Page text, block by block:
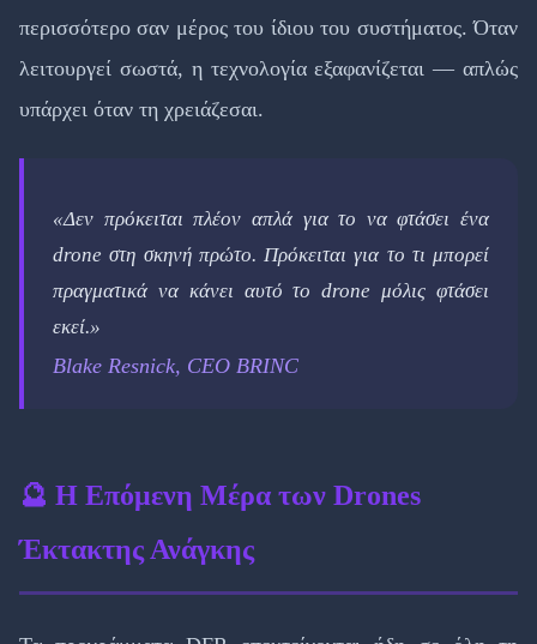
περισσότερο σαν μέρος του ίδιου του συστήματος. Όταν
λειτουργεί σωστά, η τεχνολογία εξαφανίζεται — απλώς
υπάρχει όταν τη χρειάζεσαι.
«Δεν πρόκειται πλέον απλά για το να φτάσει ένα
drone στη σκηνή πρώτο. Πρόκειται για το τι μπορεί
πραγματικά να κάνει αυτό το drone μόλις φτάσει
εκεί.»
Blake Resnick, CEO BRINC
🔮 Η Επόμενη Μέρα των Drones
Έκτακτης Ανάγκης